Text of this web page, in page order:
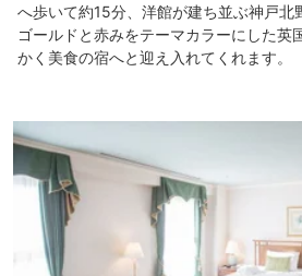
へ歩いて約15分、洋館が建ち並ぶ神戸北
ゴールドと赤みをテーマカラーにした英
かく美食の宿へと迎え入れてくれます。